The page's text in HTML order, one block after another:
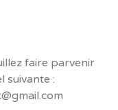
faire parvenir
suivante :